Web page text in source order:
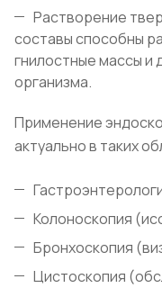
Растворение
составы способны
гнилостные массы и
организма.
Применение
актуально в таких
Колоноскопия
Бронхоскопия
Цистоскопия